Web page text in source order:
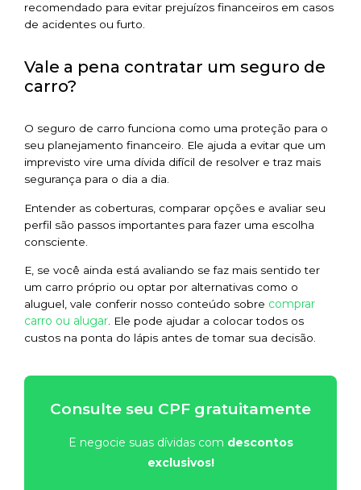
recomendado para evitar prejuízos financeiros em casos
de acidentes ou furto.
Vale a pena contratar um seguro de
carro?
O seguro de carro funciona como uma proteção para o
seu planejamento financeiro. Ele ajuda a evitar que um
imprevisto vire uma dívida difícil de resolver e traz mais
segurança para o dia a dia.
Entender as coberturas, comparar opções e avaliar seu
perfil são passos importantes para fazer uma escolha
consciente.
E, se você ainda está avaliando se faz mais sentido ter
um carro próprio ou optar por alternativas como o
aluguel, vale conferir nosso conteúdo sobre comprar
carro ou alugar . Ele pode ajudar a colocar todos os
custos na ponta do lápis antes de tomar sua decisão.
Consulte seu CPF gratuitamente
E negocie suas dívidas com descontos
exclusivos!